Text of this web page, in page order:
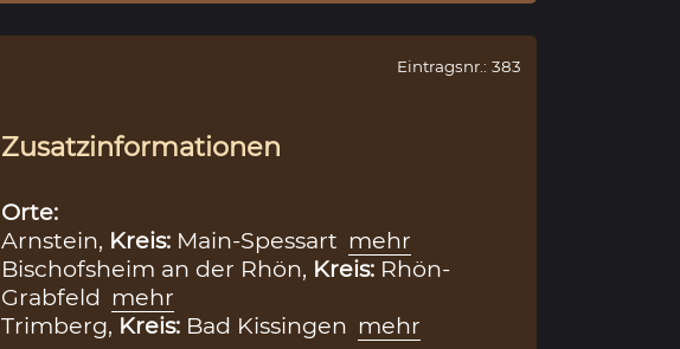
Eintragsnr.: 383
Zusatzinformationen
Orte:
Arnstein, Kreis: Main-Spessart mehr
Bischofsheim an der Rhön, Kreis: Rhön-
Grabfeld mehr
Trimberg, Kreis: Bad Kissingen mehr